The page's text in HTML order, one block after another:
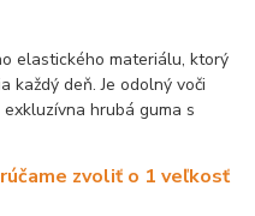
elastického materiálu, ktorý
každý deň. Je odolný voči
hrubá guma s
zvoliť o 1 veľkosť